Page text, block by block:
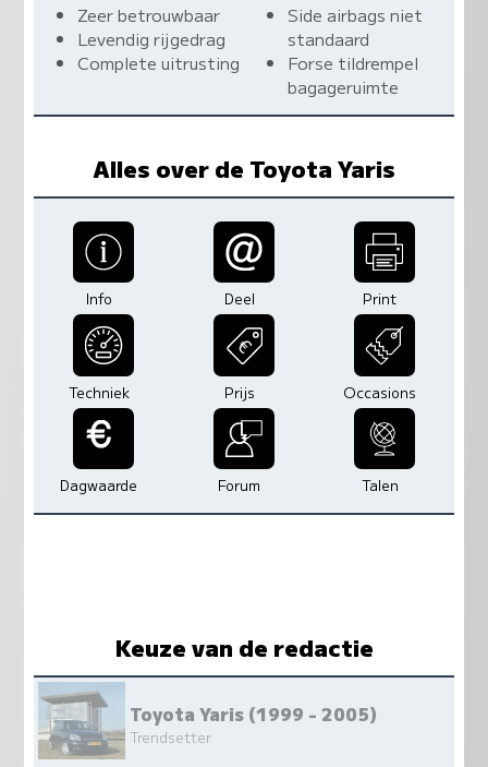
Zeer betrouwbaar
Levendig rijgedrag
Complete uitrusting
Side airbags niet
standaard
Forse tildrempel
bagageruimte
Alles over de Toyota Yaris
Info Deel Print
Techniek Prijs Occasions
Dagwaarde Forum Talen
Keuze van de redactie
Toyota Yaris (1999 - 2005)
Trendsetter